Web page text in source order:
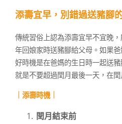
添壽宜早，別錯過送豬腳
傳統習俗上認為添壽宜早不宜晚
年回娘家時送豬腳給父母。如果
好時機是在爸媽的生日時一起送
就是不要超過閏月最後一天，在
｜添壽時機｜
閏月結束前